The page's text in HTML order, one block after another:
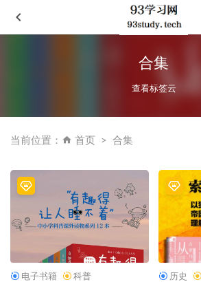
合集
查看标签云
当前位置： 首页 合集
电子书籍 科普 历史
勒布朗·詹姆斯的商业帝国 2021-09-19
《知晓我姓名》 2020-11-18
血殇:埃博拉的过去、现在和未来 2020-
心是孤独的猎手 2022-12-06